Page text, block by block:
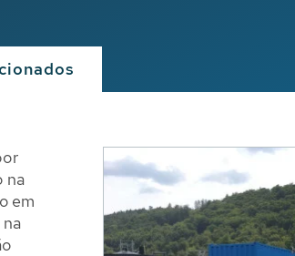
na
em